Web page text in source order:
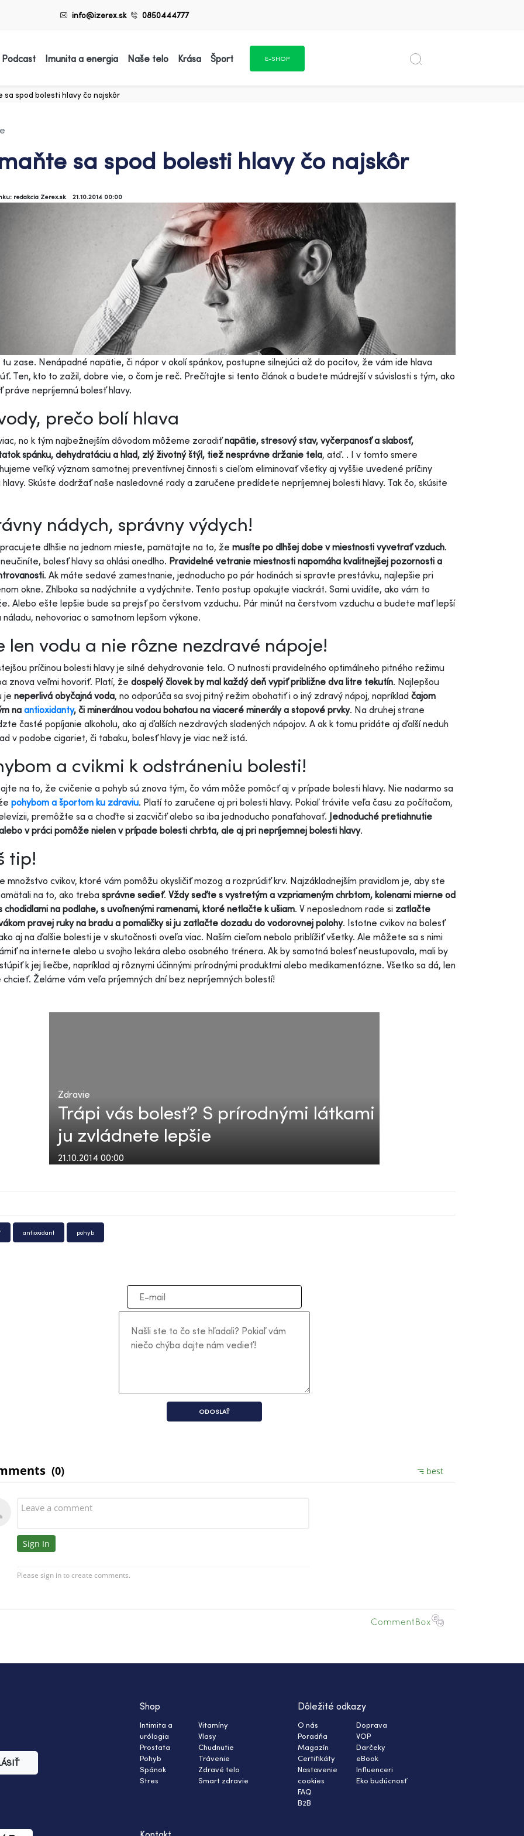
info@izerex.sk 0850444777
Imunita a energia Naše telo Krása Šport E-SHOP
sa spod bolesti hlavy čo najskôr
sa spod bolesti hlavy čo najskôr
redakcia Zerex.sk 21.10.2014 00:00
zase. Nenápadné napätie, či nápor v okolí spánkov, postupne silnejúci až do pocitov, že vám ide hlava
Ten, kto to zažil, dobre vie, o čom je reč. Prečítajte si tento článok a budete múdrejší v súvislosti s tým, ako
práve nepríjemnú bolesť hlavy.
prečo bolí hlava
no k tým najbežnejším dôvodom môžeme zaradiťnapätie, stresový stav, vyčerpanosť a slabosť,
spánku, dehydratáciu a hlad, zlý životný štýl, tiež nesprávne držanie tela, atď. . I v tomto smere
veľký význam samotnej preventívnej činnosti s cieľom eliminovať všetky aj vyššie uvedené príčiny
hlavy. Skúste dodržať naše nasledovné rady a zaručene predídete nepríjemnej bolesti hlavy. Tak čo, skúsite
nádych, správny výdych!
dlhšie na jednom mieste, pamätajte na to, že musíte po dlhšej dobe v miestnosti vyvetrať vzduch.
bolesť hlavy sa ohlási onedlho. Pravidelné vetranie miestnosti napomáha kvalitnejšej pozornosti a
. Ak máte sedavé zamestnanie, jednoducho po pár hodinách si spravte prestávku, najlepšie pri
okne. Zhlboka sa nadýchnite a vydýchnite. Tento postup opakujte viackrát. Sami uvidíte, ako vám to
Alebo ešte lepšie bude sa prejsť po čerstvom vzduchu. Pár minút na čerstvom vzduchu a budete mať lepší
náladu, nehovoriac o samotnom lepšom výkone.
len vodu a nie rôzne nezdravé nápoje!
príčinou bolesti hlavy je silné dehydrovanie tela. O nutnosti pravidelného optimálneho pitného režimu
znova veľmi hovoriť. Platí, že dospelý človek by mal každý deň vypiť približne dva litre tekutín. Najlepšou
je neperlivá obyčajná voda, no odporúča sa svoj pitný režim obohatiť i o iný zdravý nápoj, napríklad čajom
naantioxidanty, či minerálnou vodou bohatou na viaceré minerály a stopové prvky. Na druhej strane
časté popíjanie alkoholu, ako aj ďalších nezdravých sladených nápojov. A ak k tomu pridáte aj ďalší neduh
v podobe cigariet, či tabaku, bolesť hlavy je viac než istá.
a cvikmi k odstráneniu bolesti!
na to, že cvičenie a pohyb sú znova tým, čo vám môže pomôcť aj v prípade bolesti hlavy. Nie nadarmo sa
pohybom a športom ku zdraviu. Platí to zaručene aj pri bolesti hlavy. Pokiaľ trávite veľa času za počítačom,
premôžte sa a choďte si zacvičiť alebo sa iba jednoducho ponaťahovať. Jednoduché pretiahnutie
v práci pomôže nielen v prípade bolesti chrbta, ale aj pri nepríjemnej bolesti hlavy.
tip!
množstvo cvikov, ktoré vám pomôžu okysličiť mozog a rozprúdiť krv. Najzákladnejším pravidlom je, aby ste
na to, ako treba správne sedieť. Vždy seďte s vystretým a vzpriameným chrbtom, kolenami mierne od
chodidlami na podlahe, s uvoľnenými ramenami, ktoré netlačte k ušiam. V neposlednom rade si zatlačte
pravej ruky na bradu a pomaličky si ju zatlačte dozadu do vodorovnej polohy. Istotne cvikov na bolesť
aj na ďalšie bolesti je v skutočnosti oveľa viac. Naším cieľom nebolo priblížiť všetky. Ale môžete sa s nimi
na internete alebo u svojho lekára alebo osobného trénera. Ak by samotná bolesť neustupovala, mali by
k jej liečbe, napríklad aj rôznymi účinnými prírodnými produktmi alebo medikamentózne. Všetko sa dá, len
chcieť. Želáme vám veľa príjemných dní bez nepríjemných bolestí!
Zdravie
Trápi vás bolesť? S prírodnými látkami
ju zvládnete lepšie
21.10.2014 00:00
antioxidant pohyb
ODOSLAŤ
Shop
Intimita a
urólogia
Prostata
Pohyb
Spánok
Stres
Vitamíny
Vlasy
Chudnutie
Trávenie
Zdravé telo
Smart zdravie
Dôležité odkazy
O nás
Poradňa
Magazín
Certifikáty
Nastavenie
cookies
FAQ
B2B
Doprava
VOP
Darčeky
eBook
Influenceri
Eko budúcnosť